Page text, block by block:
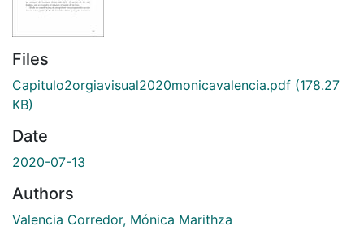
Files
Capitulo2orgiavisual2020monicavalencia.pdf (178.27
KB)
Date
2020-07-13
Authors
Valencia Corredor, Mónica Marithza